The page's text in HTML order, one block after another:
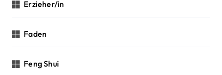
Erzieher/in
Faden
Feng Shui